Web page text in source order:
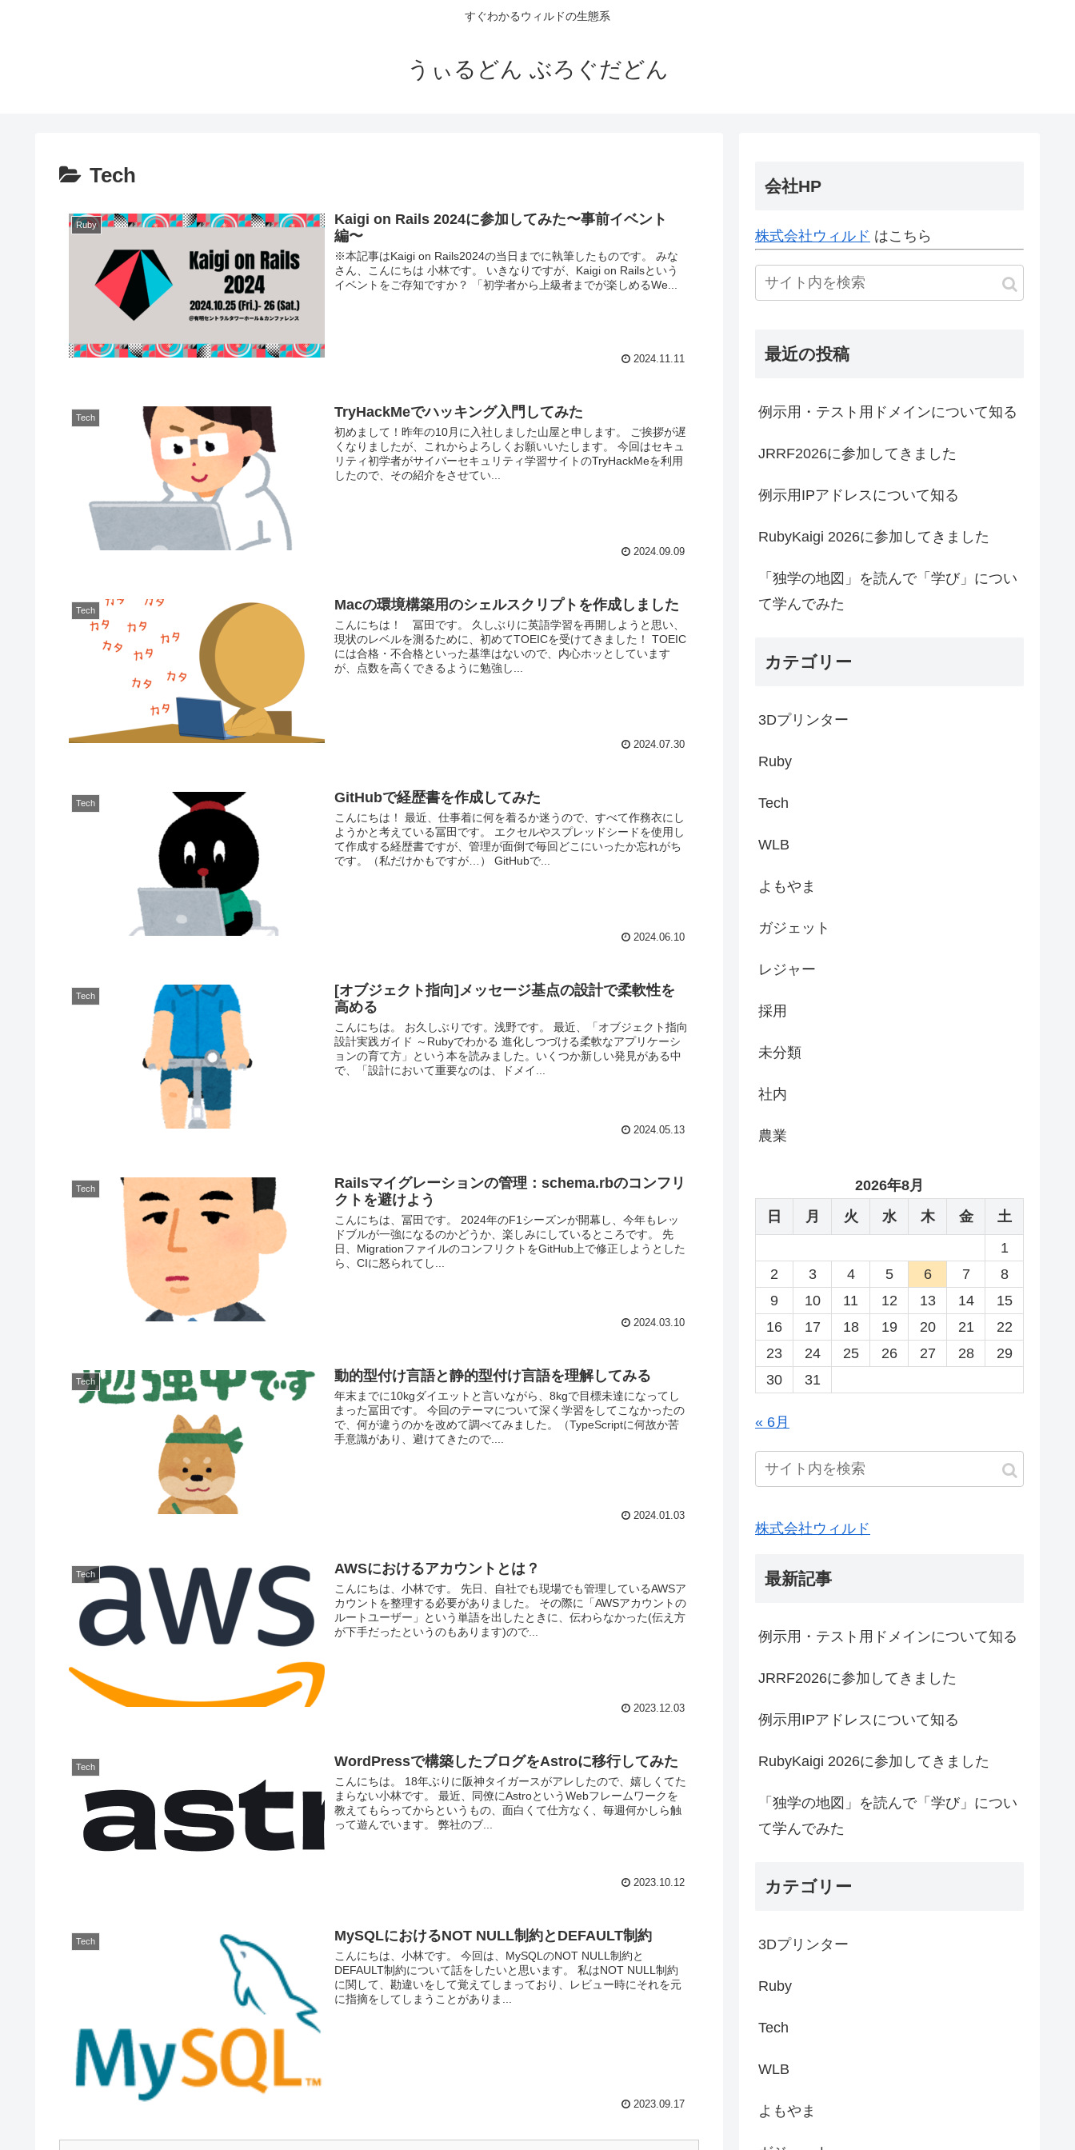
すぐわかるウィルドの生態系
うぃるどん ぶろぐだどん
Tech
Ruby
Kaigi on Rails 2024に参加してみた〜事前イベント
編〜
※本記事はKaigi on Rails2024の当日までに執筆したものです。 みな
さん、こんにちは 小林です。 いきなりですが、Kaigi on Railsという
イベントをご存知ですか？ 「初学者から上級者までが楽しめるWe...
2024.11.11
Tech TryHackMeでハッキング入門してみた
初めまして！昨年の10月に入社しました山屋と申します。 ご挨拶が遅
くなりましたが、これからよろしくお願いいたします。 今回はセキュ
リティ初学者がサイバーセキュリティ学習サイトのTryHackMeを利用
したので、その紹介をさせてい...
2024.09.09
Tech Macの環境構築用のシェルスクリプトを作成しました
こんにちは！ 冨田です。 久しぶりに英語学習を再開しようと思い、
現状のレベルを測るために、初めてTOEICを受けてきました！ TOEIC
には合格・不合格といった基準はないので、内心ホッとしています
が、点数を高くできるように勉強し...
2024.07.30
Tech GitHubで経歴書を作成してみた
こんにちは！ 最近、仕事着に何を着るか迷うので、すべて作務衣にし
ようかと考えている冨田です。 エクセルやスプレッドシードを使用し
て作成する経歴書ですが、管理が面倒で毎回どこにいったか忘れがち
です。（私だけかもですが…） GitHubで...
2024.06.10
Tech
[オブジェクト指向]メッセージ基点の設計で柔軟性を
高める
こんにちは。 お久しぶりです。浅野です。 最近、「オブジェクト指向
設計実践ガイド ～Rubyでわかる 進化しつづける柔軟なアプリケーシ
ョンの育て方」という本を読みました。いくつか新しい発見がある中
で、「設計において重要なのは、ドメイ...
2024.05.13
Tech
Railsマイグレーションの管理：schema.rbのコンフリ
クトを避けよう
こんにちは、冨田です。 2024年のF1シーズンが開幕し、今年もレッ
ドブルが一強になるのかどうか、楽しみにしているところです。 先
日、MigrationファイルのコンフリクトをGitHub上で修正しようとした
ら、CIに怒られてし...
2024.03.10
Tech 動的型付け言語と静的型付け言語を理解してみる
年末までに10kgダイエットと言いながら、8kgで目標未達になってし
まった冨田です。 今回のテーマについて深く学習をしてこなかったの
で、何が違うのかを改めて調べてみました。（TypeScriptに何故か苦
手意識があり、避けてきたので....
2024.01.03
Tech AWSにおけるアカウントとは？
こんにちは、小林です。 先日、自社でも現場でも管理しているAWSア
カウントを整理する必要がありました。 その際に「AWSアカウントの
ルートユーザー」という単語を出したときに、伝わらなかった(伝え方
が下手だったというのもあります)ので...
2023.12.03
Tech WordPressで構築したブログをAstroに移行してみた
こんにちは。 18年ぶりに阪神タイガースがアレしたので、嬉しくてた
まらない小林です。 最近、同僚にAstroというWebフレームワークを
教えてもらってからというもの、面白くて仕方なく、毎週何かしら触
って遊んでいます。 弊社のブ...
2023.10.12
Tech MySQLにおけるNOT NULL制約とDEFAULT制約
こんにちは、小林です。 今回は、MySQLのNOT NULL制約と
DEFAULT制約について話をしたいと思います。 私はNOT NULL制約
に関して、勘違いをして覚えてしまっており、レビュー時にそれを元
に指摘をしてしまうことがありま...
2023.09.17
会社HP
株式会社ウィルド はこちら
最近の投稿
例示用・テスト用ドメインについて知る
JRRF2026に参加してきました
例示用IPアドレスについて知る
RubyKaigi 2026に参加してきました
「独学の地図」を読んで「学び」につい
て学んでみた
カテゴリー
3Dプリンター
Ruby
Tech
WLB
よもやま
ガジェット
レジャー
採用
未分類
社内
農業
2026年8月
日
月 火 水 木 金
土
1
2
3 4 5 6 7
8
9
10 11 12 13 14
15
16
17 18 19 20 21
22
23
24 25 26 27 28
29
30
31
« 6月
株式会社ウィルド
最新記事
例示用・テスト用ドメインについて知る
JRRF2026に参加してきました
例示用IPアドレスについて知る
RubyKaigi 2026に参加してきました
「独学の地図」を読んで「学び」につい
て学んでみた
カテゴリー
3Dプリンター
Ruby
Tech
WLB
よもやま